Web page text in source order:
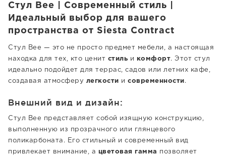
Стул Bee | Современный стиль |
Идеальный выбор для вашего
пространства от Siesta Contract
Стул Bee — это не просто предмет мебели, а настоящая
находка для тех, кто ценит стиль и комфорт. Этот стул
идеально подойдет для террас, садов или летних кафе,
создавая атмосферу легкости и современности.
Внешний вид и дизайн:
Стул Bee представляет собой изящную конструкцию,
выполненную из прозрачного или глянцевого
поликарбоната. Его стильный и современный вид
привлекает внимание, а цветовая гамма
позволяет